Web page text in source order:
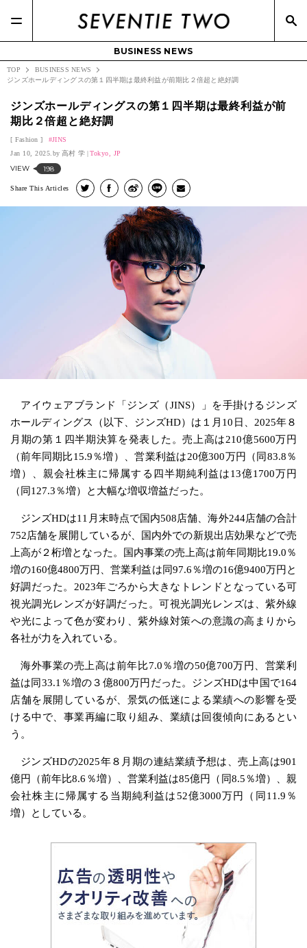
BUSINESS NEWS
TOP
BUSINESS NEWS
ジンズホールディングスの第１四半期は最終利益が前期比２倍超と絶好調
ジンズホールディングスの第１四半期は最終利益が前
期比２倍超と絶好調
Fashion
JINS
Jan 10, 2025.
高村 学 Tokyo, JP
VIEW 198
Share This Articles
アイウェアブランド「ジンズ（JINS）」を手掛けるジンズ
ホールディングス（以下、ジンズHD）は１月10日、2025年８
月期の第１四半期決算を発表した。売上高は210億5600万円
（前年同期比15.9％増）、営業利益は20億300万円（同83.8％
増）、親会社株主に帰属する四半期純利益は13億1700万円
（同127.3％増）と大幅な増収増益だった。
ジンズHDは11月末時点で国内508店舗、海外244店舗の合計
752店舗を展開しているが、国内外での新規出店効果などで売
上高が２桁増となった。国内事業の売上高は前年同期比19.0％
増の160億4800万円、営業利益は同97.6％増の16億9400万円と
好調だった。2023年ごろから大きなトレンドとなっている可
視光調光レンズが好調だった。可視光調光レンズは、紫外線
や光によって色が変わり、紫外線対策への意識の高まりから
各社が力を入れている。
海外事業の売上高は前年比7.0％増の50億700万円、営業利
益は同33.1％増の３億800万円だった。ジンズHDは中国で164
店舗を展開しているが、景気の低迷による業績への影響を受
ける中で、事業再編に取り組み、業績は回復傾向にあるとい
う。
ジンズHDの2025年８月期の連結業績予想は、売上高は901
億円（前年比8.6％増）、営業利益は85億円（同8.5％増）、親
会社株主に帰属する当期純利益は52億3000万円（同11.9％
増）としている。